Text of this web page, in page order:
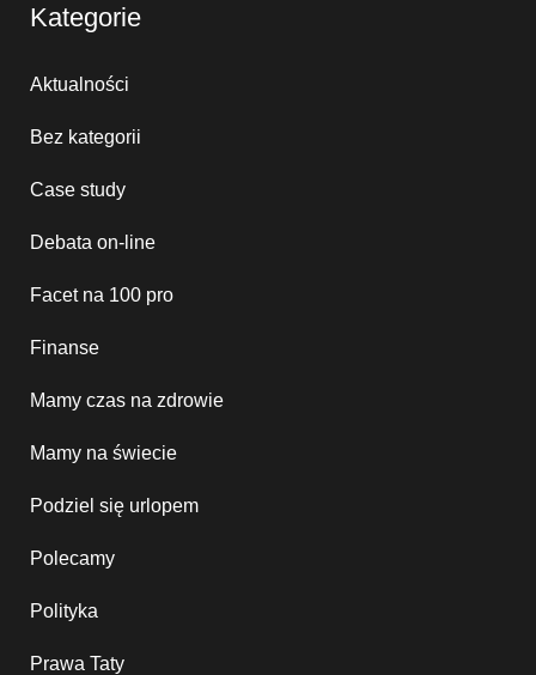
Kategorie
Aktualności
Bez kategorii
Case study
Debata on-line
Facet na 100 pro
Finanse
Mamy czas na zdrowie
Mamy na świecie
Podziel się urlopem
Polecamy
Polityka
Prawa Taty